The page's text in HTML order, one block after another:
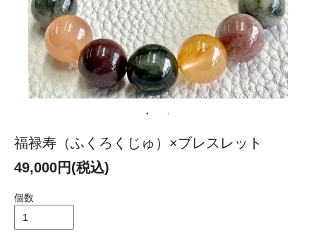
福禄寿（ふくろくじゅ）×ブレスレット
49,000円(税込)
個数